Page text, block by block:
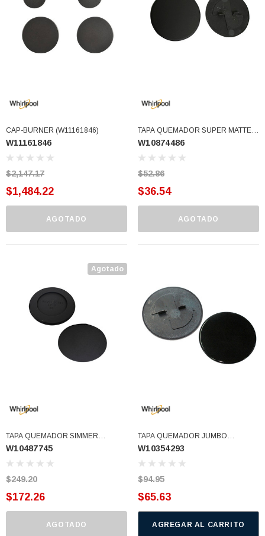
JAS Sust
AH388034,
BALERO 6006 ORIG SELLO NEOPRENO
360130 W10239909 228C2007P001 (3934469)
3934469
$46.62
AGREGAR AL CARRITO
CAP-BURNER (W11161846)
W11161846
$2,147.17
$1,484.22
AGOTADO
TAPA QUEMADOR SUPER MATTE
(W10874486)
W10874486
$52.86
$36.54
AGOTADO
Agotado
TAPA QUEMADOR SIMMER
ANTORCHA (W10487745)
W10487745
$249.20
$172.26
AGOTADO
TAPA QUEMADOR JUMBO
SW10354293 (W10354293)
W10354293
$94.95
$65.63
AGREGAR AL CARRITO